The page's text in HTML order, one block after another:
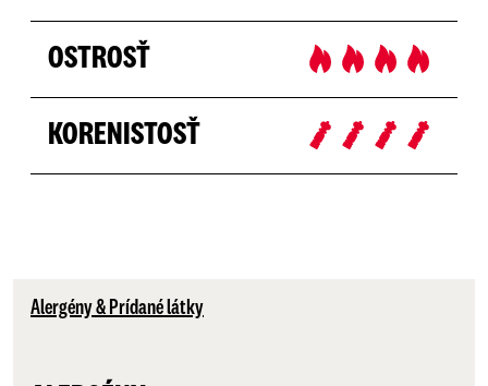
OSTROSŤ
KORENISTOSŤ
Alergény & Prídané látky